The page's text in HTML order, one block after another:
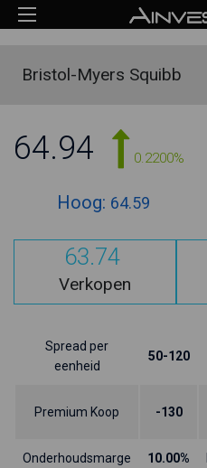
Bristol-Myers Squibb
64.94 0.2200%
Hoog: 64.59
63.74
Verkopen
Spread per
eenheid
50-120
Premium Koop -130
Onderhoudsmarge 10.00%